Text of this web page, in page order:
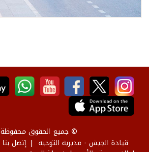
© جميع الحقوق محفوظة
قيادة الجيش - مديرية التوجيه
إتصل بنا